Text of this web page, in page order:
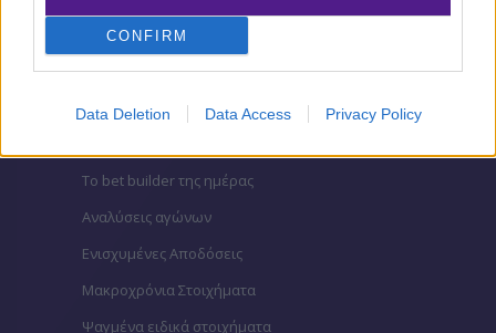
CONFIRM
Data Deletion Data Access Privacy Policy
To bet builder της ημέρας
Αναλύσεις αγώνων
Ενισχυμένες Αποδόσεις
Μακροχρόνια Στοιχήματα
Ψαγμένα ειδικά στοιχήματα